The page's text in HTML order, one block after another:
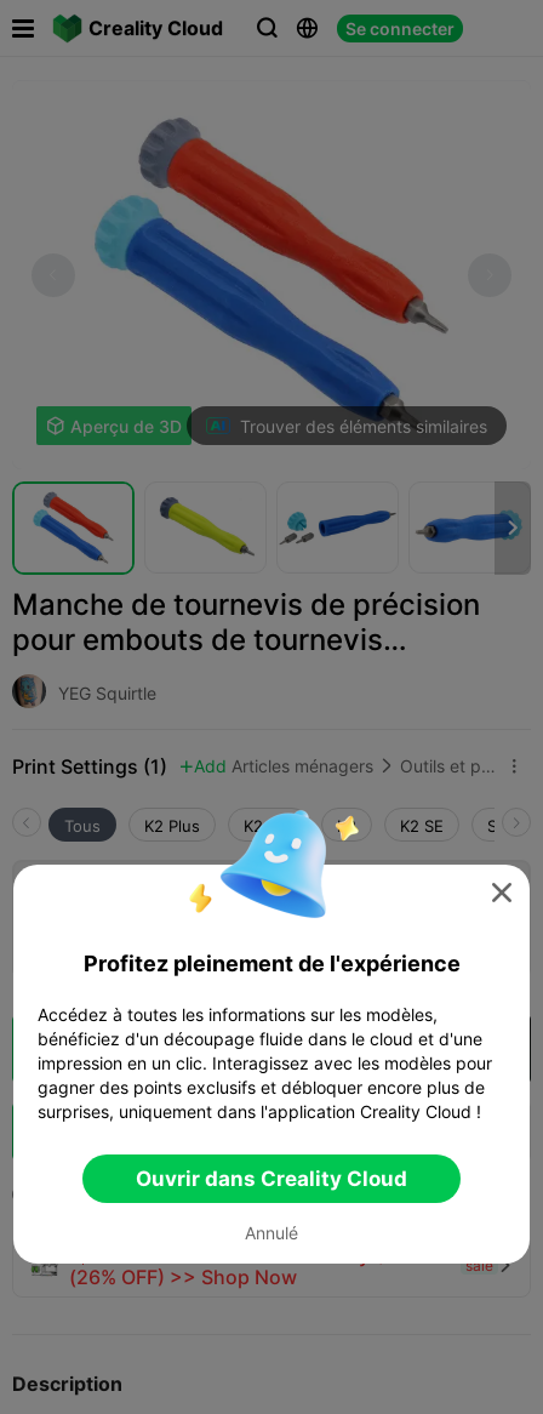
Creality Cloud   Se connecter
 Aperçu de 3D Trouver des éléments similaires

Manche de tournevis de précision
pour embouts de tournevis
hexagonaux de 1/4in
YEG Squirtle
Print Settings (1)  Add Articles ménagers  Outils et pièces de rechange 
Tous K2 Plus K2 Pro K2 K2 SE
Couche de 0,2 mm, 2 parois, remplissage
à 15 %
Découpes Ouvrir dans Creality Cloud
 2022-04-28
(26% OFF) >> Shop Now
sale 
Description

Profitez pleinement de l'expérience
Accédez à toutes les informations sur les modèles,
bénéficiez d'un découpage fluide dans le cloud et d'une
impression en un clic. Interagissez avec les modèles pour
gagner des points exclusifs et débloquer encore plus de
surprises, uniquement dans l'application Creality Cloud !
Ouvrir dans Creality Cloud
Annulé